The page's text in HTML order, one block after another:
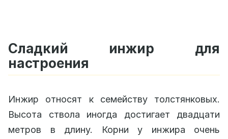
Сладкий инжир для
настроения
Инжир относят к семейству толстянковых.
Высота ствола иногда достигает двадцати
метров в длину. Корни у инжира очень